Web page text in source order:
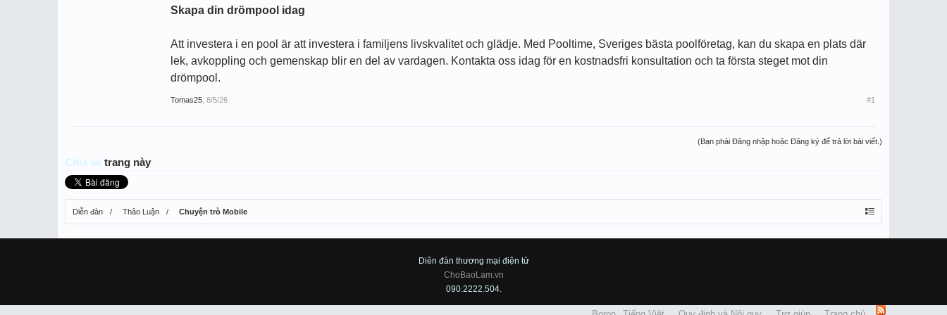
Skapa din drömpool idag
Att investera i en pool är att investera i familjens livskvalitet och glädje. Med Pooltime, Sveriges bästa poolföretag, kan du skapa en plats där
lek, avkoppling och gemenskap blir en del av vardagen. Kontakta oss idag för en kostnadsfri konsultation och ta första steget mot din
drömpool.
Tomas25 8/5/26 #1
(Bạn phải Đăng nhập hoặc Đăng ký để trả lời bài viết.)
Chia sẻ trang này
Diễn đàn Thảo Luận Chuyện trò Mobile
Diên đàn thương mại điện tử
ChoBaoLam.vn
090.2222.504.